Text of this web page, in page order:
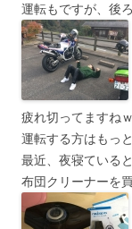
運転もですが、後
疲れ切ってますね
運転する方はもっ
最近、夜寝ている
布団クリーナーを